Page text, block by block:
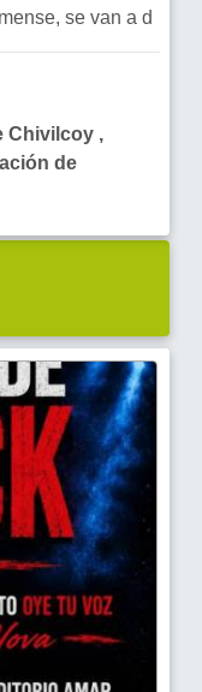
se van a d
Chivilcoy ,
de